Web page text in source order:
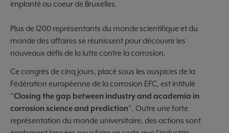
implanté au coeur de Bruxelles.
Plus de 1200 représentants du monde scientifique et du
monde des affaires se réunissent pour découvrir les
nouveaux défis de la lutte contre la corrosion.
Ce congrès de cinq jours, placé sous les auspices de la
Fédération européenne de la corrosion EFC, est intitulé
"Closing the gap between industry and academia in
corrosion science and prediction". Outre une forte
représentation du monde universitaire, des actions sont